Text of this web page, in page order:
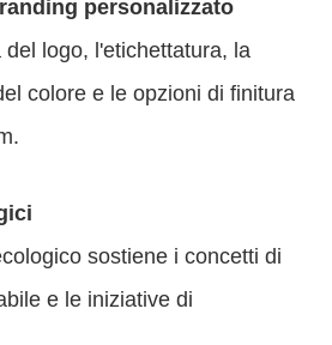
personalizzato
logo, l'etichettatura, la
colore e le opzioni di finitura
sostiene i concetti di
e le iniziative di